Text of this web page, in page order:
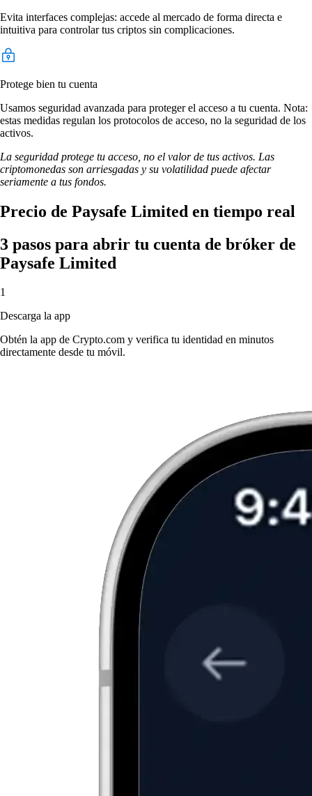
Evita interfaces complejas: accede al mercado de forma directa e
intuitiva para controlar tus criptos sin complicaciones.
Protege bien tu cuenta
Usamos seguridad avanzada para proteger el acceso a tu cuenta. Nota:
estas medidas regulan los protocolos de acceso, no la seguridad de los
activos.
La seguridad protege tu acceso, no el valor de tus activos. Las
criptomonedas son arriesgadas y su volatilidad puede afectar
seriamente a tus fondos.
Precio de Paysafe Limited en tiempo real
3 pasos para abrir tu cuenta de bróker de
Paysafe Limited
1
Descarga la app
Obtén la app de Crypto.com y verifica tu identidad en minutos
directamente desde tu móvil.